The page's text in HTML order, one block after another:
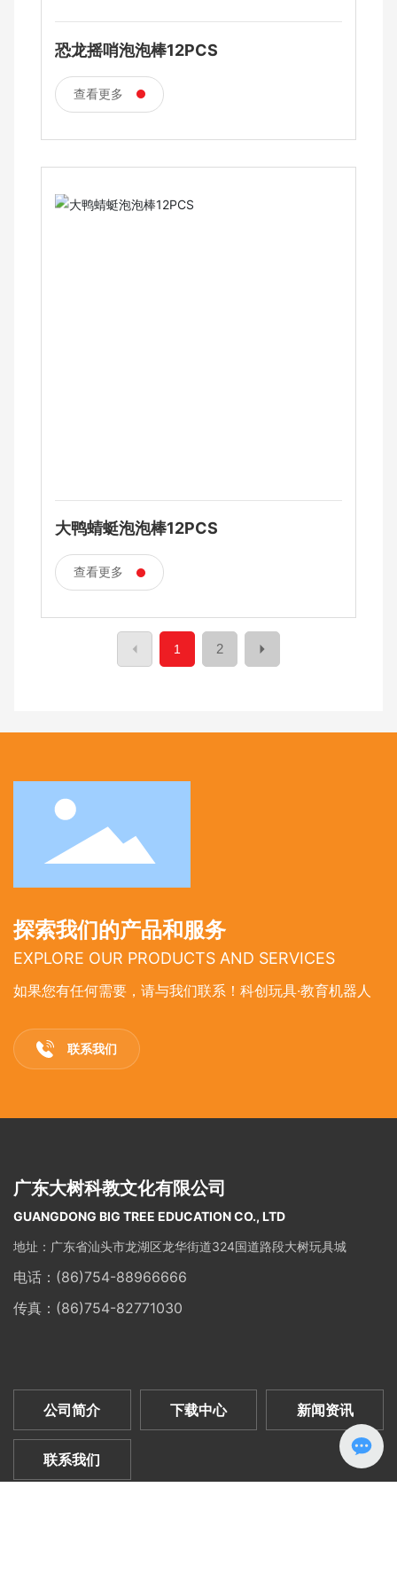
恐龙摇哨泡泡棒12PCS
查看更多
大鸭蜻蜓泡泡棒12PCS
查看更多
1 2
探索我们的产品和服务
EXPLORE OUR PRODUCTS AND SERVICES
如果您有任何需要，请与我们联系！科创玩具·教育机器人
联系我们
广东大树科教文化有限公司
GUANGDONG BIG TREE EDUCATION CO., LTD
地址：广东省汕头市龙湖区龙华街道324国道路段大树玩具城
电话： (86)754-88966666
传真：(86)754-82771030
公司简介 下载中心 新闻资讯
联系我们